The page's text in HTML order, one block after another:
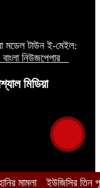
মডেল টাউন ই-মেইল:
নিউজপেপার
মিডিয়া
মামলা ইউজিসির তিন